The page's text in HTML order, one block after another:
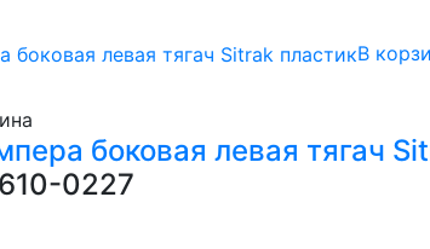
В
боковая левая тягач
0227